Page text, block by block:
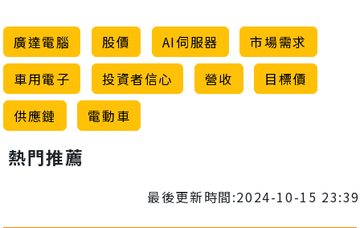
廣達電腦 股價 AI伺服器
市場需求
車用電子
投資者信心 營收
目標價
供應鏈
電動車
熱門推薦
最後更新時間:2024-10-15 23:39